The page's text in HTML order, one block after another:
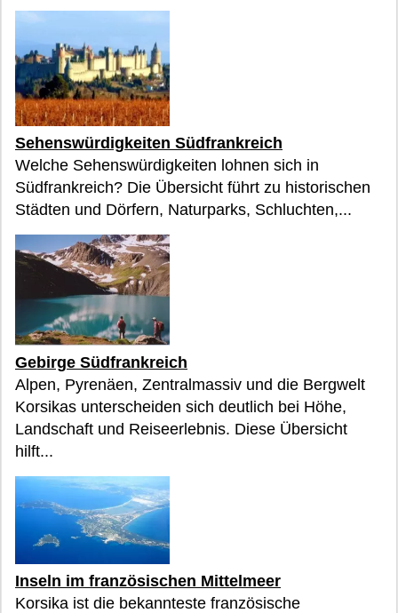
Sehenswürdigkeiten Südfrankreich
Welche Sehenswürdigkeiten lohnen sich in
Südfrankreich? Die Übersicht führt zu historischen
Städten und Dörfern, Naturparks, Schluchten,...
Gebirge Südfrankreich
Alpen, Pyrenäen, Zentralmassiv und die Bergwelt
Korsikas unterscheiden sich deutlich bei Höhe,
Landschaft und Reiseerlebnis. Diese Übersicht
hilft...
Inseln im französischen Mittelmeer
Korsika ist die bekannteste französische